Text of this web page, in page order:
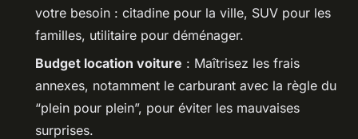
votre besoin : citadine pour la ville, SUV pour les
familles, utilitaire pour déménager.
Budget location voiture : Maîtrisez les frais
annexes, notamment le carburant avec la règle du
“plein pour plein”, pour éviter les mauvaises
surprises.